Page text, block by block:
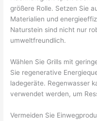
größere Rolle. Setzen Sie
Materialien und
Naturstein sind nicht nur
umweltfreundlich.
Wählen Sie Grills mit
Sie regenerative
ladegeräte. Regenwasser
verwendet werden, um
Vermeiden Sie